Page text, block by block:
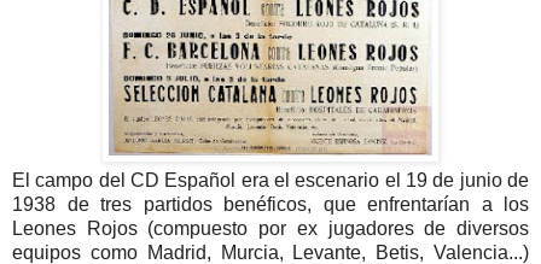
El campo del CD Español era el escenario el 19 de junio de
1938 de tres partidos benéficos, que enfrentarían a los
Leones Rojos (compuesto por ex jugadores de diversos
equipos como Madrid, Murcia, Levante, Betis, Valencia...)